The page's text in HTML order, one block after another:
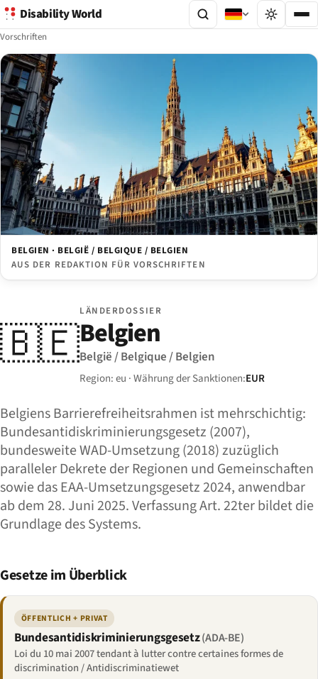
Disability World
Vorschriften
BELGIEN · BELGIË / BELGIQUE / BELGIEN
AUS DER REDAKTION FÜR VORSCHRIFTEN
🇧🇪
LÄNDERDOSSIER
Belgien
België / Belgique / Belgien
Region: eu · Währung der Sanktionen:EUR
Belgiens Barrierefreiheitsrahmen ist mehrschichtig:
Bundesantidiskriminierungsgesetz (2007),
bundesweite WAD-Umsetzung (2018) zuzüglich
paralleler Dekrete der Regionen und Gemeinschaften
sowie das EAA-Umsetzungsgesetz 2024, anwendbar
ab dem 28. Juni 2025. Verfassung Art. 22ter bildet die
Grundlage des Systems.
Gesetze im Überblick
ÖFFENTLICH + PRIVAT
Bundesantidiskriminierungsgesetz(ADA-BE)
Loi du 10 mai 2007 tendant à lutter contre certaines formes de
discrimination / Antidiscriminatiewet